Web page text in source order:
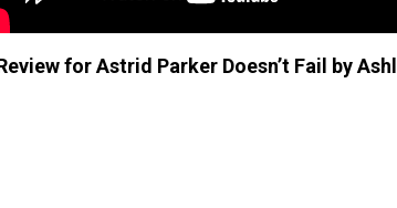
for Astrid Parker Doesn’t Fail by